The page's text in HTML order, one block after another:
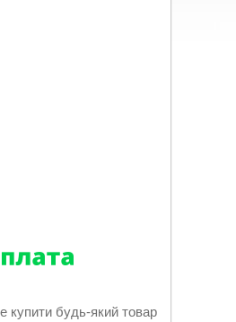
купити будь-який товар